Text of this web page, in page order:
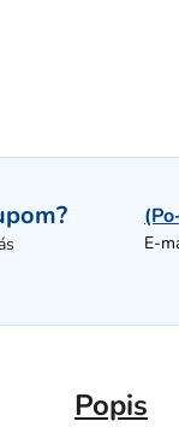
E-
Popis